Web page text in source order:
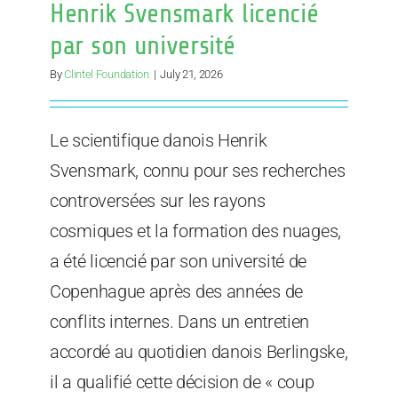
Henrik Svensmark licencié
par son université
ByClintel Foundation | July 21, 2026
Le scientifique danois Henrik
Svensmark, connu pour ses recherches
controversées sur les rayons
cosmiques et la formation des nuages,
a été licencié par son université de
Copenhague après des années de
conflits internes. Dans un entretien
accordé au quotidien danois Berlingske,
il a qualifié cette décision de « coup